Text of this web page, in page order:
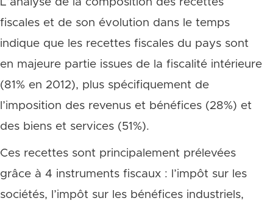
fiscales et de son évolution dans le temps
indique que les recettes fiscales du pays sont
en majeure partie issues de la fiscalité intérieure
(81% en 2012), plus spécifiquement de
l’imposition des revenus et bénéfices (28%) et
des biens et services (51%).
Ces recettes sont principalement prélevées
grâce à 4 instruments fiscaux : l’impôt sur les
sociétés, l’impôt sur les bénéfices industriels,